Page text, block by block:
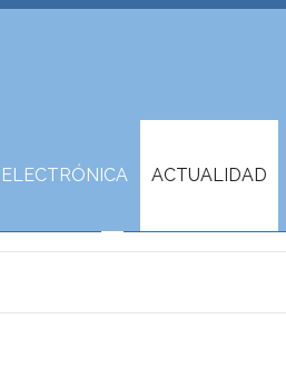
ACTUALIDAD